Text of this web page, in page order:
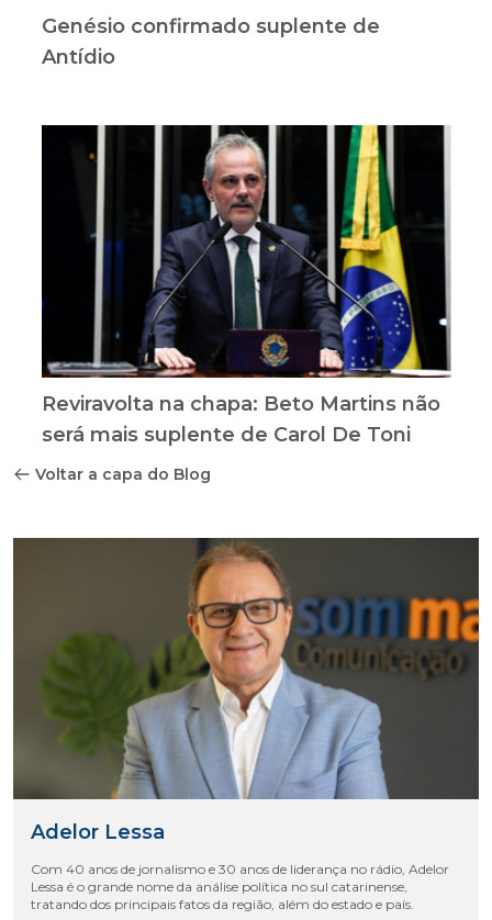
Genésio confirmado suplente de
Antídio
Reviravolta na chapa: Beto Martins não
será mais suplente de Carol De Toni
Voltar a capa do Blog
Adelor Lessa
Com 40 anos de jornalismo e 30 anos de liderança no rádio, Adelor
Lessa é o grande nome da análise política no sul catarinense,
tratando dos principais fatos da região, além do estado e país.